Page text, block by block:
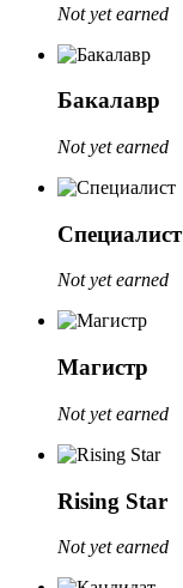
Not yet earned
Бакалавр
Not yet earned
Специалист
Not yet earned
Магистр
Not yet earned
Rising Star
Not yet earned